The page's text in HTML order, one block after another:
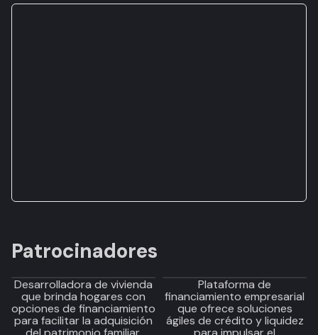
Patrocinadores
Desarrolladora de vivienda
que brinda hogares con
opciones de financiamiento
para facilitar la adquisición
Plataforma de
financiamiento empresarial
que ofrece soluciones
ágiles de crédito y liquidez